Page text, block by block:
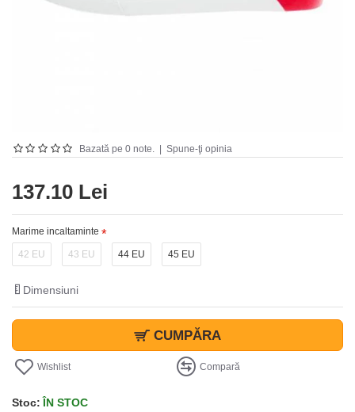
Bazată pe 0 note. Spune-ţi opinia
137.10 Lei
Marime incaltaminte
42 EU 43 EU 44 EU 45 EU
Dimensiuni
CUMPĂRA
Wishlist Compară
Stoc: ÎN STOC